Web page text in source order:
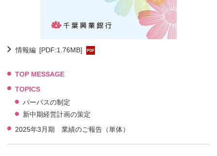
情報編 [PDF:1.76MB]
TOP MESSAGE
TOPICS
パーパスの制定
新中期経営計画の策定
2025年3月期 業績のご報告（単体）